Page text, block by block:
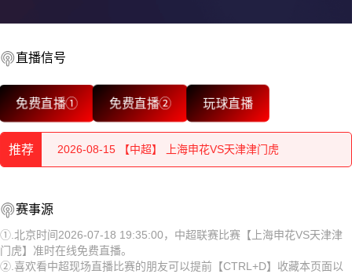
直播信号
免费直播① 免费直播② 玩球直播
推荐
2026-08-15 【中超】 上海申花VS天津津门虎
2026-08-15 【中超】 上海申花VS天津津门虎
2026-08-15 【中超】 上海申花VS天津津门虎
2026-08-15 【中超】 上海申花VS天津津门虎
2026-08-15 【中超】 上海申花VS天津津门虎
赛事源
①.北京时间2026-07-18 19:35:00，中超联赛比赛【上海申花VS天津津
门虎】准时在线免费直播。
②.喜欢看中超现场直播比赛的朋友可以提前【CTRL+D】收藏本页面以